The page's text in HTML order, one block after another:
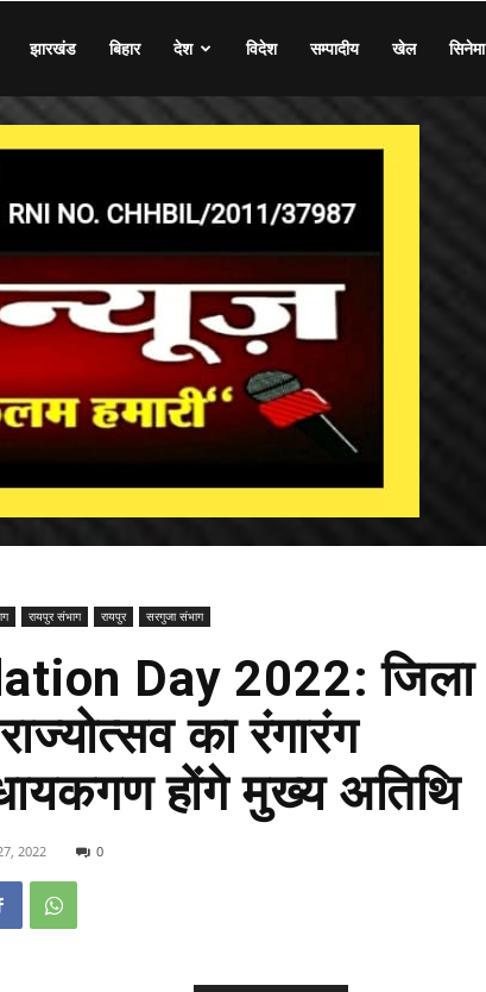
झारखंड बिहार देश विदेश सम्पादीय खेल सिनेमा
रायपुर संभाग रायपुर सरगुजा संभाग
Day 2022: जिला
का रंगारंग
होंगे मुख्य अतिथि
2022 0